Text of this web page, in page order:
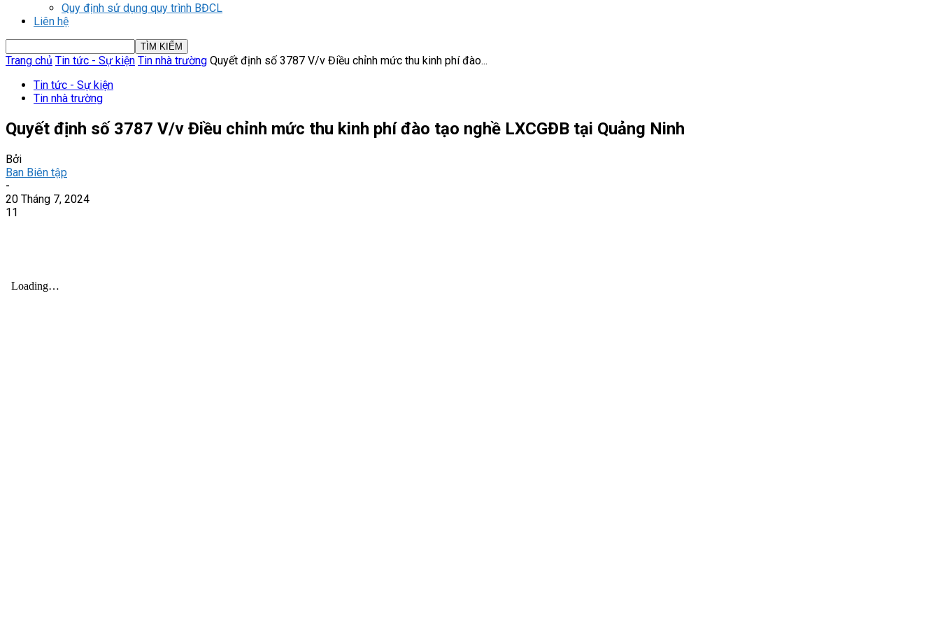
Quy định sử dụng quy trình BĐCL
Liên hệ
Trang chủ Tin tức - Sự kiện Tin nhà trường Quyết định số 3787 V/v Điều chỉnh mức thu kinh phí đào...
Tin tức - Sự kiện
Tin nhà trường
Quyết định số 3787 V/v Điều chỉnh mức thu kinh phí đào tạo nghề LXCGĐB tại Quảng Ninh
Bởi
Ban Biên tập
-
20 Tháng 7, 2024
11